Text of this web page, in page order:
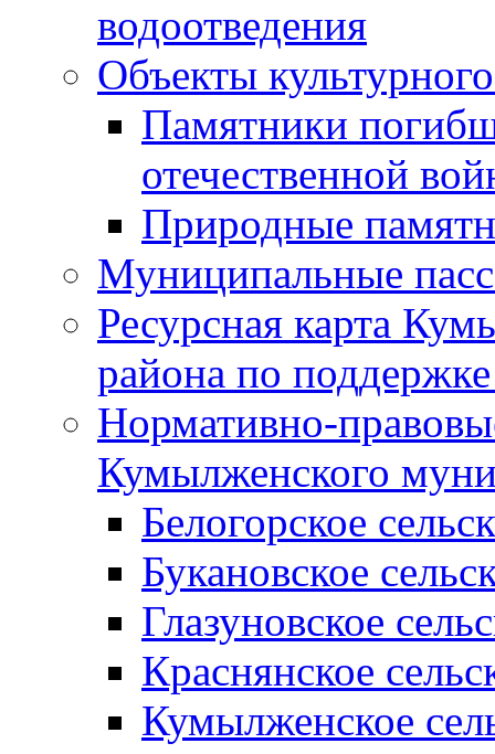
водоотведения
Объекты
Памятники
отечественной
Природные
Муниципальные
Ресурсная карта
района по
Нормативно-
Кумылженского
Белогорское
Букановское
Глазуновское
Краснянское
Кумылженское